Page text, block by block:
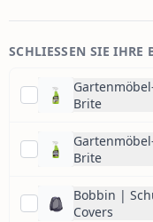
SCHLIESSEN SIE IHRE
Brite
Brite
Bobbin |
Covers